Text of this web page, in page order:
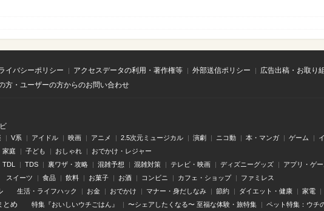
イバシーポリシー アクセスデータの利用・著作権等 外部送信ポリシー
広告出稿・お取り
方・ユーザーの方からのお問い合わせ
V系 アイドル 映画 アニメ 2.5次元ミュージカル 演劇 ニコ動 本・マンガ ゲーム
家庭 子ども おしゃれ おでかけ・レジャー
TDL TDS 裏ワザ・攻略 混雑予想 混雑対策 テレビ・映画 ディズニーグッズ アプリ・ゲー
スイーツ 食品 飲料 お菓子 お酒 コンビニ カフェ・ショップ ファミレス
生活・ライフハック お金 おでかけ マナー・身だしなみ 節約 ダイエット・健康 家電
とめ 特集『おいしいウチごはん』 〜シェアしたくなる〜 至福な体験・旅特集 ペット特集：ウチ